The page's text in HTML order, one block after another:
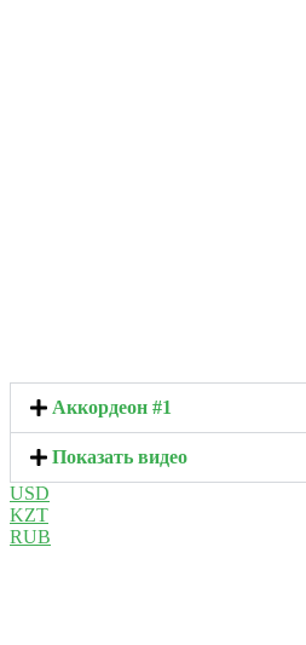
Аккордеон #1
Показать видео
USD
KZT
RUB